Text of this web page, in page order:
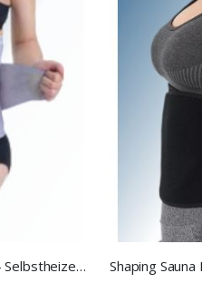
Tourmaline Back Brace – Selbstheizende Rückenstütze mit Wärmeelement